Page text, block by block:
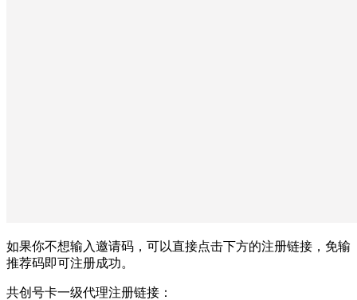
如果你不想输入邀请码，可以直接点击下方的注册链接，免输
推荐码即可注册成功。
共创号卡一级代理注册链接：